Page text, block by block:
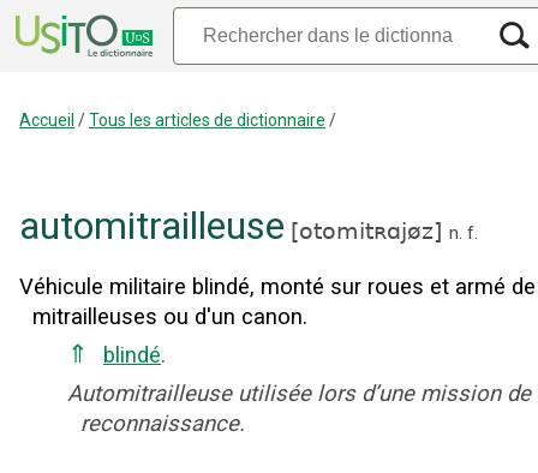
Accueil /Tous les articles de dictionnaire /
automitrailleuse [otomitʀɑjøz] n. f.
Véhicule militaire blindé, monté sur roues et armé de
mitrailleuses ou d'un canon.
⇑ blindé.
Automitrailleuse utilisée lors d’une mission de
reconnaissance.